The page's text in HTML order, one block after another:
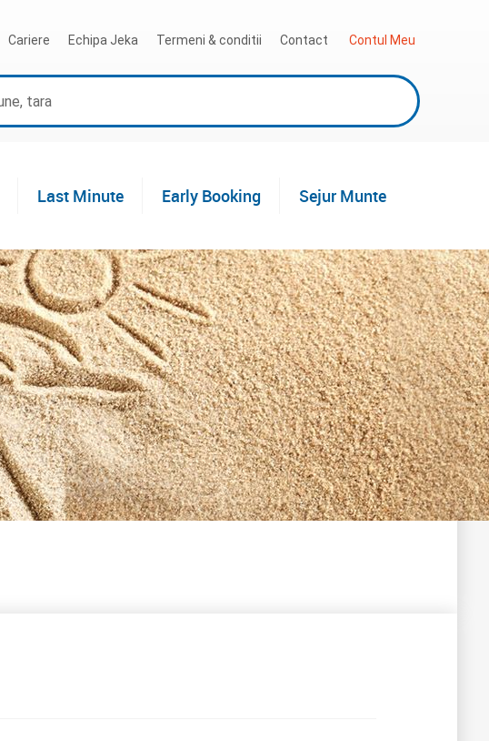
Cariere Echipa Jeka Termeni & conditii Contact Contul Meu
Last Minute Early Booking Sejur Munte